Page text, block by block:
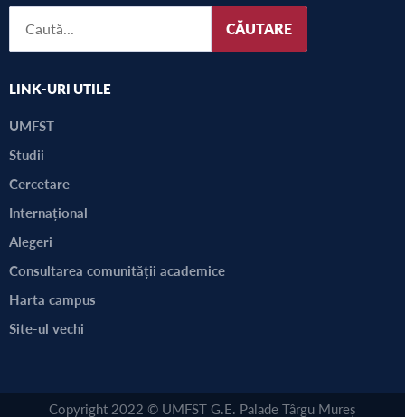
CĂUTARE
LINK-URI UTILE
UMFST
Studii
Cercetare
Internațional
Alegeri
Consultarea comunității academice
Harta campus
Site-ul vechi
Copyright 2022 © UMFST G.E. Palade Târgu Mureș